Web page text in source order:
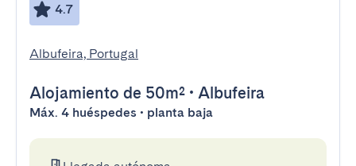
4.7
Albufeira, Portugal
Alojamiento de 50m² • Albufeira
Máx. 4 huéspedes • planta baja